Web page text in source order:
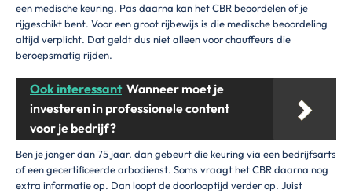
een medische keuring. Pas daarna kan het CBR beoordelen of je
rijgeschikt bent. Voor een groot rijbewijs is die medische beoordeling
altijd verplicht. Dat geldt dus niet alleen voor chauffeurs die
beroepsmatig rijden.
Ook interessant Wanneer moet je
investeren in professionele content
voor je bedrijf?
Ben je jonger dan 75 jaar, dan gebeurt die keuring via een bedrijfsarts
of een gecertificeerde arbodienst. Soms vraagt het CBR daarna nog
extra informatie op. Dan loopt de doorlooptijd verder op. Juist